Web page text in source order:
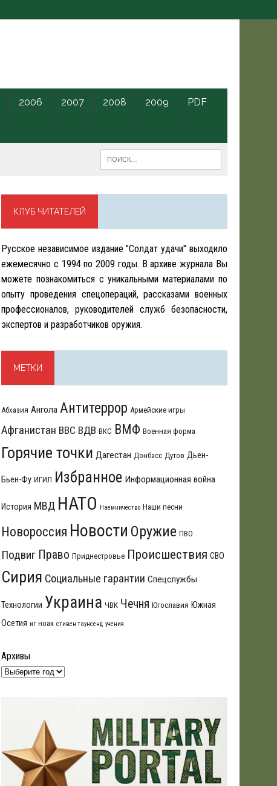
2006 2007 2008 2009 PDF
КЛУБ ЧИТАТЕЛЕЙ
Русское независимое издание "Солдат удачи" выходило
ежемесячно с 1994 по 2009 годы. В архиве журнала Вы
можете познакомиться с уникальными материалами по
опыту проведения спецопераций, рассказами военных
профессионалов, руководителей служб безопасности,
экспертов и разработчиков оружия.
МЕТКИ
Абхазия Ангола Антитеррор Армейские игры
Афганистан ВВС ВДВ ВКС ВМФ Военная форма
Горячие точки Дагестан Донбасс Дутов Дьен-
Бьен-Фу ИГИЛ Избранное Информационная война
История МВД НАТО Наемничество Наши песни
Новороссия Новости Оружие ПВО
Подвиг Право Приднестровье Происшествия СВО
Сирия Социальные гарантии Спецслужбы
Технологии Украина ЧВК Чечня Югославия Южная
Осетия иг ноак стивен таунсенд учения
Архивы